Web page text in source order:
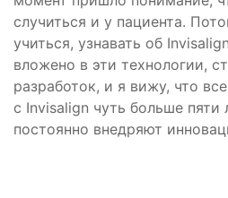
случиться и у пациента.
учиться, узнавать об
вложено в эти технологии,
разработок, и я вижу, что
с Invisalign чуть больше пяти
постоянно внедряют